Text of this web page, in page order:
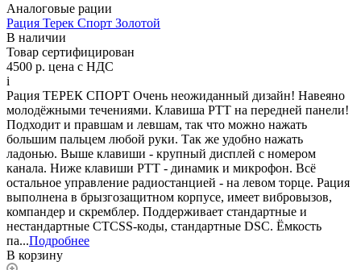
Аналоговые рации
Рация Терек Спорт Золотой
В наличии
Товар сертифицирован
4500 р. цена с НДС
i
Рация ТЕРЕК СПОРТ Очень неожиданный дизайн! Навеяно
молодёжными течениями. Клавиша PTT на передней панели!
Подходит и правшам и левшам, так что можно нажать
большим пальцем любой руки. Так же удобно нажать
ладонью. Выше клавиши - крупный дисплей с номером
канала. Ниже клавиши РТТ - динамик и микрофон. Всё
остальное управление радиостанцией - на левом торце. Рация
выполнена в брызгозащитном корпусе, имеет вибровызов,
компандер и скремблер. Поддерживает стандартные и
нестандартные CTCSS-коды, стандартные DSC. Ёмкость
па...Подробнее
В корзину